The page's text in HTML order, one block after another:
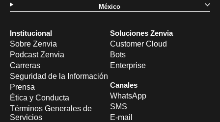
Institucional
Sobre Zenvia
Podcast Zenvia
Carreras
Seguridad de la Información
Prensa
Ética y Conducta
Términos Generales de
Servicios
Soluciones Zenvia
Customer Cloud
Bots
Enterprise
Canales
WhatsApp
SMS
E-mail
México